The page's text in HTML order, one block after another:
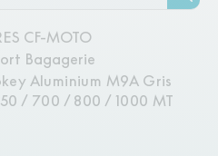
CF-MOTO
Bagagerie
Aluminium M9A Gris
/ 700 / 800 / 1000 MT